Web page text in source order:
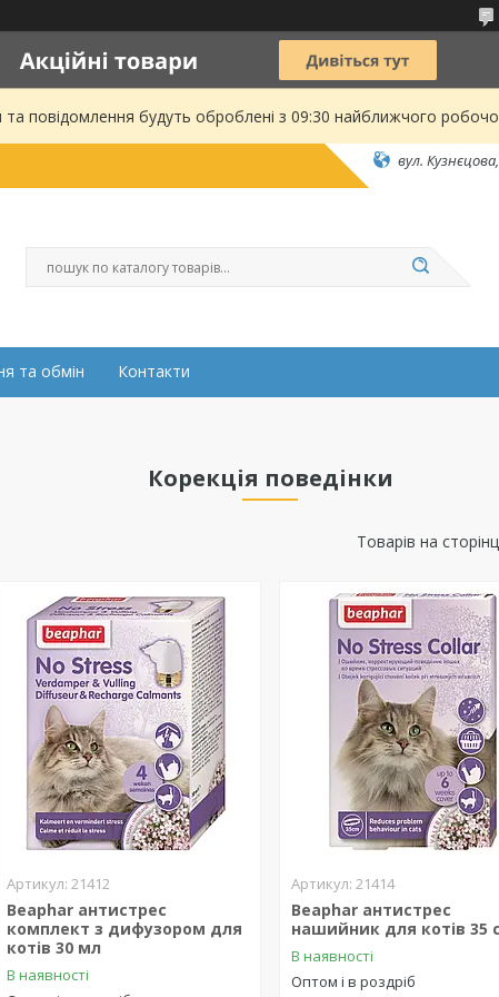
повідомлення будуть оброблені з 09:30 найближчого
вул.
та обмін Контакти
Корекція поведінки
21412
Beaphar антистрес
комплект з дифузором для
котів 30 мл
В наявності
21414
Beaphar антистрес
нашийник для котів 35
В наявності
Оптом і в роздріб